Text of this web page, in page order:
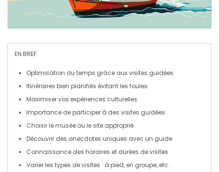
EN BREF
Optimisation du temps grâce aux visites guidées
Itinéraires bien planifiés évitant les foules
Maximiservos expériences culturelles
Importance departiciper à des visites guidées
Choisir le musée ou le site approprié
Découvrir des anecdotes uniques avec un guide
Connaissance des horaires et durées de visites
Varierles types de visites : à pied, en groupe, etc.